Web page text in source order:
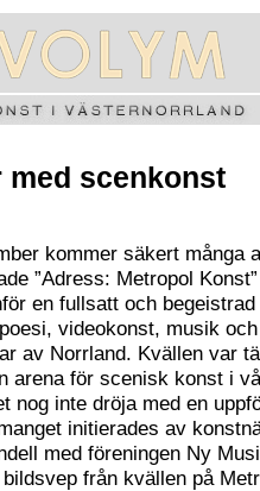
med scenkonst
kommer säkert många
”Adress: Metropol
en fullsatt och
videokonst, musik
av Norrland. Kvällen var
arena för scenisk konst i
nog inte dröja med en
initierades av
med föreningen Ny
från kvällen på